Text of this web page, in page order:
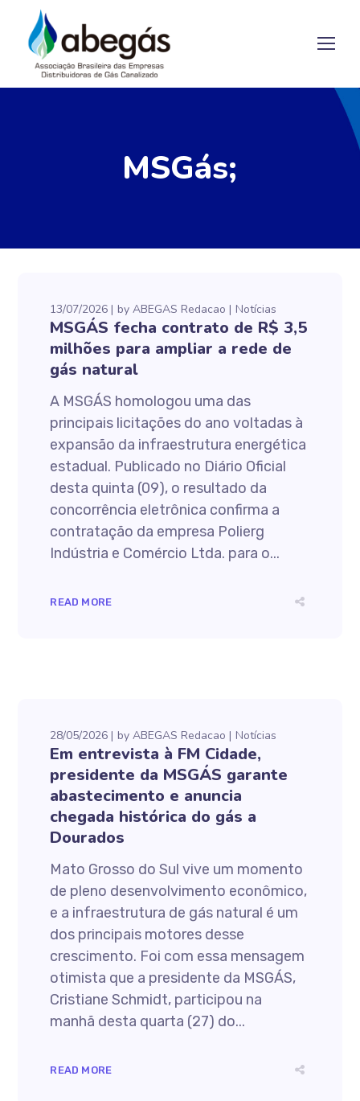
MSGás;
13/07/2026 byABEGAS Redacao Notícias
MSGÁS fecha contrato de R$ 3,5
milhões para ampliar a rede de
gás natural
A MSGÁS homologou uma das
principais licitações do ano voltadas à
expansão da infraestrutura energética
estadual. Publicado no Diário Oficial
desta quinta (09), o resultado da
concorrência eletrônica confirma a
contratação da empresa Polierg
Indústria e Comércio Ltda. para o...
READ MORE
28/05/2026 byABEGAS Redacao Notícias
Em entrevista à FM Cidade,
presidente da MSGÁS garante
abastecimento e anuncia
chegada histórica do gás a
Dourados
Mato Grosso do Sul vive um momento
de pleno desenvolvimento econômico,
e a infraestrutura de gás natural é um
dos principais motores desse
crescimento. Foi com essa mensagem
otimista que a presidente da MSGÁS,
Cristiane Schmidt, participou na
manhã desta quarta (27) do...
READ MORE